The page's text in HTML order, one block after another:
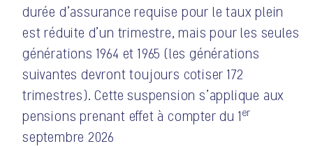
durée d’assurance requise pour le taux plein
est réduite d’un trimestre, mais pour les seules
générations 1964 et 1965 (les générations
suivantes devront toujours cotiser 172
trimestres). Cette suspension s’applique aux
pensions prenant effet à compter du 1er
septembre 2026